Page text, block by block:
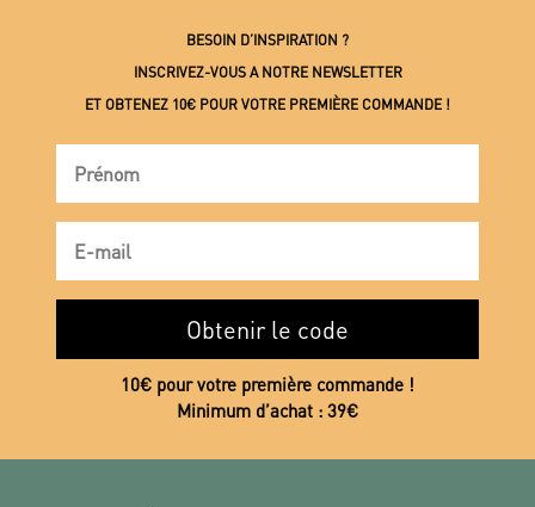
BESOIN D’INSPIRATION ?
INSCRIVEZ-VOUS A NOTRE NEWSLETTER
ET OBTENEZ 10€ POUR VOTRE PREMIÈRE COMMANDE !
Obtenir le code
10€ pour votre première commande !
Minimum d’achat : 39€